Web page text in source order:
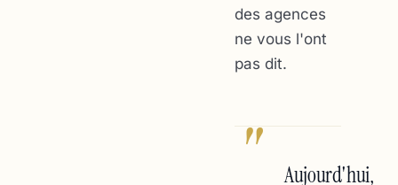
des agences
ne vous l'ont
pas dit.
"
Aujourd'hui,